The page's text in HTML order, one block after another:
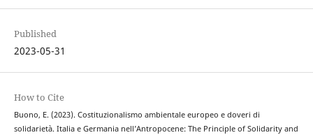
Published
2023-05-31
How to Cite
Buono, E. (2023). Costituzionalismo ambientale europeo e doveri di
solidarietà. Italia e Germania nell’Antropocene: The Principle of Solidarity and